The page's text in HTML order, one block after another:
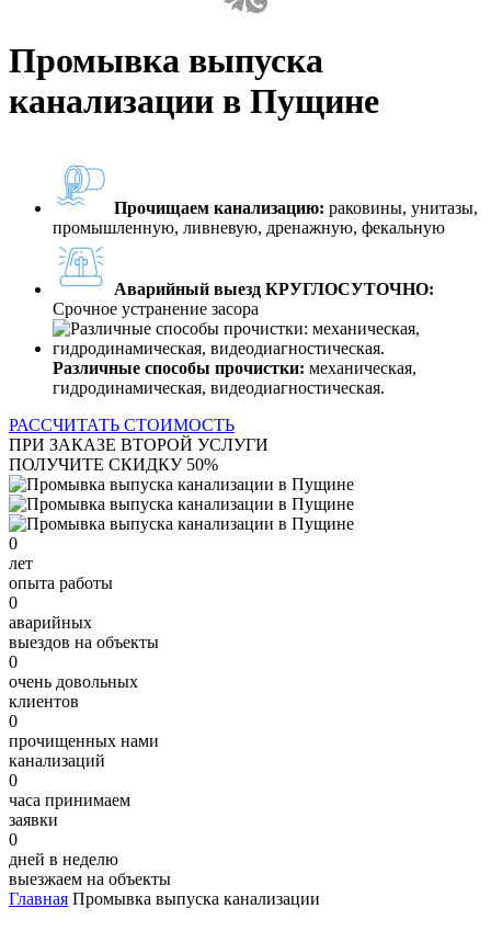
Промывка выпуска
канализации в Пущине
Прочищаем канализацию: раковины, унитазы,
промышленную, ливневую, дренажную, фекальную
Аварийный выезд КРУГЛОСУТОЧНО:
Срочное устранение засора
Различные способы прочистки: механическая,
гидродинамическая, видеодиагностическая.
РАССЧИТАТЬ СТОИМОСТЬ
ПРИ ЗАКАЗЕ ВТОРОЙ УСЛУГИ
ПОЛУЧИТЕ СКИДКУ 50%
0
лет
опыта работы
0
аварийных
выездов на объекты
0
очень довольных
клиентов
0
прочищенных нами
канализаций
0
часа принимаем
заявки
0
дней в неделю
выезжаем на объекты
Главная Промывка выпуска канализации